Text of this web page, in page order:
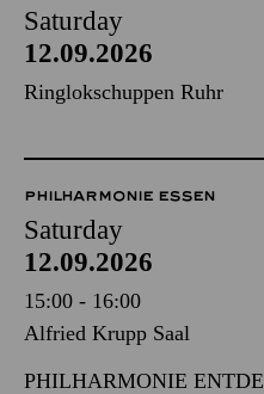
Saturday
12.09.2026
Ringlokschuppen Ruhr
PHILHARMONIE ESSEN
Saturday
12.09.2026
15:00 - 16:00
Alfried Krupp Saal
PHILHARMONIE